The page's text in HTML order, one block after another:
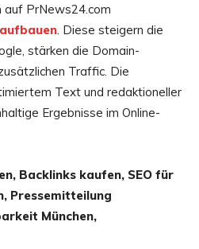
PrNews24.com
. Diese steigern die
stärken die Domain-
Traffic. Die
Text und redaktioneller
Ergebnisse im Online-
Backlinks kaufen, SEO für
Pressemitteilung
München,